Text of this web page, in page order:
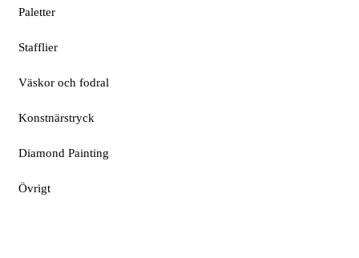
Paletter
Stafflier
Väskor och fodral
Konstnärstryck
Diamond Painting
Övrigt